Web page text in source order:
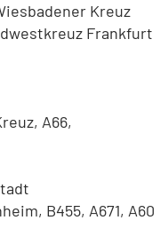
Kreuz
Frankfurt
A66,
B455, A671, A60